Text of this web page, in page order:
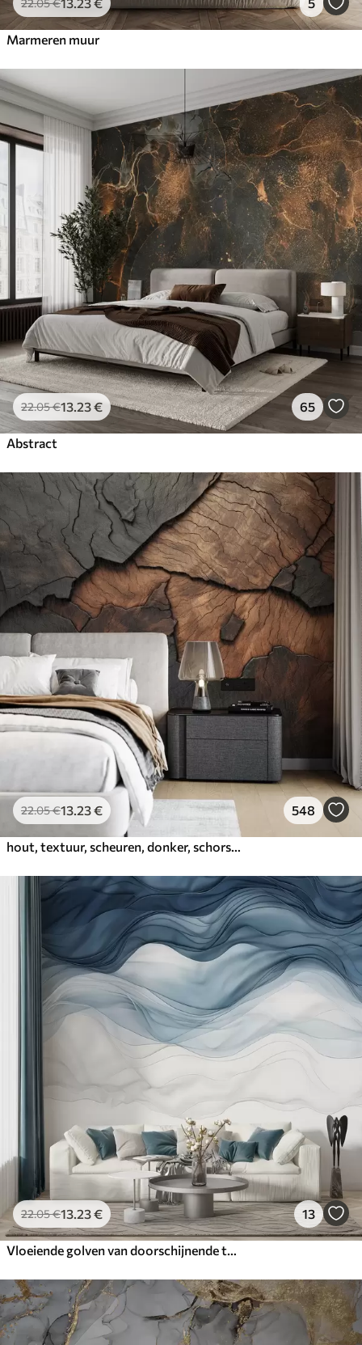
22.05€13.23€ 5
Marmeren muur
22.05€13.23€ 65
Abstract
22.05€13.23€ 548
hout, textuur, scheuren, donker, schors, oppervlak
22.05€13.23€ 13
Vloeiende golven van doorschijnende texturen in donkerblauw, lichtblauw en wit op een lichte achtergrond